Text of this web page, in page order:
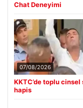
Chat Deneyimi
07/08/2026
KKTC’de toplu cinsel
hapis